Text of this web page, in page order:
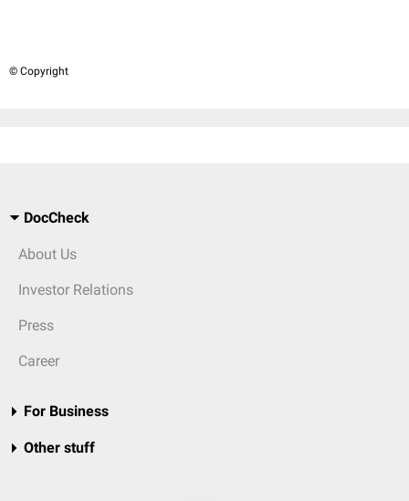
© Copyright
DocCheck
About Us
Investor Relations
Press
Career
For Business
Other stuff